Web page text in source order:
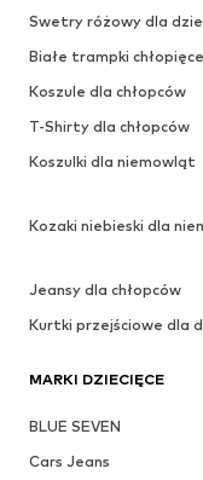
Swetry różowy dla
Białe trampki chłopięce
Koszule dla chłopców
T-Shirty dla chłopców
Koszulki dla niemowląt
Kozaki niebieski dla
Jeansy dla chłopców
Kurtki przejściowe dla
MARKI DZIECIĘCE
BLUE SEVEN
Cars Jeans